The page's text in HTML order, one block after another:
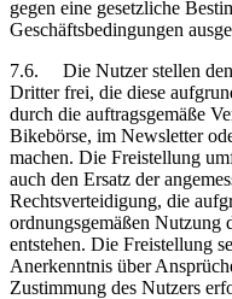
gegen eine gesetzliche
Geschäftsbedingungen
7.6.
Die Nutzer stellen
Dritter frei, die diese
durch die auftragsgemäße
Bikebörse, im Newsletter
machen. Die Freistellung
auch den Ersatz der
Rechtsverteidigung, die
ordnungsgemäßen Nutzung
entstehen. Die Freistellung
Anerkenntnis über
Zustimmung des Nutzers